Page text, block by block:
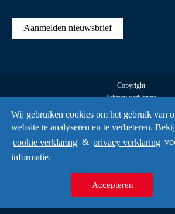
Wij gebruiken cookies om het gebruik van
website te analyseren en te verbeteren.
cookie verklaring & privacy verklaring
informatie.
Accepteren
Aanmelden nieuwsbrief
Copyright
Privacy verklaring
Cookies
A Creative Mind